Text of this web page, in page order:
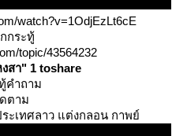
watch?v=1OdjEzLt6cE
กระทู้
topic/43564232
สา" 1 toshare
คำถาม
ตาม
ะเทศลาว แต่งกลอน กาพย์